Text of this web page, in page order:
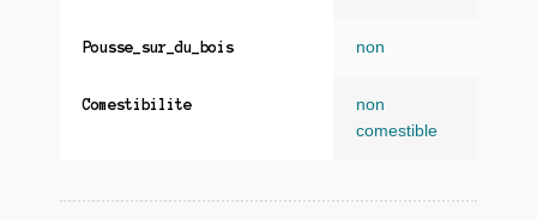
Pousse_sur_du_bois non
Comestibilite
non
comestible